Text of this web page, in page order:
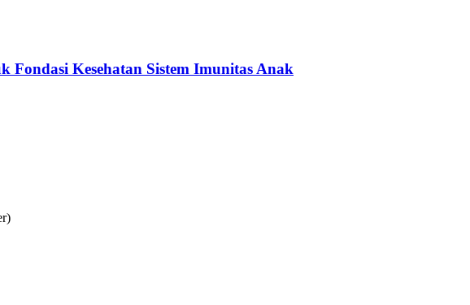
Fondasi Kesehatan Sistem Imunitas Anak